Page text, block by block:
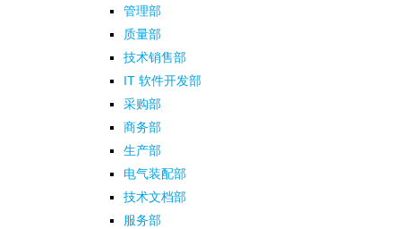
管理部
质量部
技术销售部
IT 软件开发部
采购部
商务部
生产部
电气装配部
技术文档部
服务部